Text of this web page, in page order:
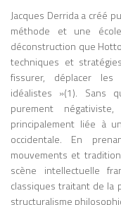
Jacques Derrida a créé
méthode et une
déconstruction que
techniques et
fissurer, déplacer les
idéalistes »(1). Sans
purement
principalement liée à
occidentale. En
mouvements et
scène intellectuelle
classiques traitant de la
structuralisme